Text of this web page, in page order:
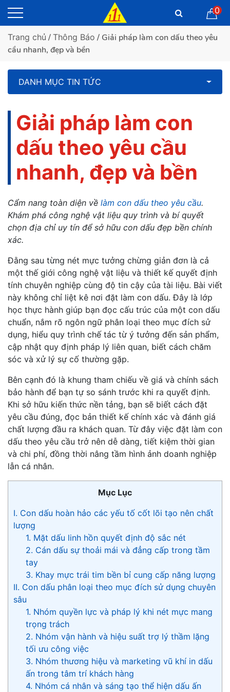
0
Trang chủ / Thông Báo / Giải pháp làm con dấu theo yêu
cầu nhanh, đẹp và bền
DANH MỤC TIN TỨC
Giải pháp làm con
dấu theo yêu cầu
nhanh, đẹp và bền
Cẩm nang toàn diện về làm con dấu theo yêu cầu.
Khám phá công nghệ vật liệu quy trình và bí quyết
chọn địa chỉ uy tín để sở hữu con dấu đẹp bền chính
xác.
Đằng sau từng nét mực tưởng chừng giản đơn là cả
một thế giới công nghệ vật liệu và thiết kế quyết định
tính chuyên nghiệp cùng độ tin cậy của tài liệu. Bài viết
này không chỉ liệt kê nơi đặt làm con dấu. Đây là lớp
học thực hành giúp bạn đọc cấu trúc của một con dấu
chuẩn, nắm rõ ngôn ngữ phân loại theo mục đích sử
dụng, hiểu quy trình chế tác từ ý tưởng đến sản phẩm,
cập nhật quy định pháp lý liên quan, biết cách chăm
sóc và xử lý sự cố thường gặp.
Bên cạnh đó là khung tham chiếu về giá và chính sách
bảo hành để bạn tự so sánh trước khi ra quyết định.
Khi sở hữu kiến thức nền tảng, bạn sẽ biết cách đặt
yêu cầu đúng, đọc bản thiết kế chính xác và đánh giá
chất lượng đầu ra khách quan. Từ đây việc đặt làm con
dấu theo yêu cầu trở nên dễ dàng, tiết kiệm thời gian
và chi phí, đồng thời nâng tầm hình ảnh doanh nghiệp
lẫn cá nhân.
Mục Lục
I. Con dấu hoàn hảo các yếu tố cốt lõi tạo nên chất
lượng
1. Mặt dấu linh hồn quyết định độ sắc nét
2. Cán dấu sự thoải mái và đẳng cấp trong tầm
tay
3. Khay mực trái tim bền bỉ cung cấp năng lượng
II. Con dấu phân loại theo mục đích sử dụng chuyên
sâu
1. Nhóm quyền lực và pháp lý khi nét mực mang
trọng trách
2. Nhóm vận hành và hiệu suất trợ lý thầm lặng
tối ưu công việc
3. Nhóm thương hiệu và marketing vũ khí in dấu
ấn trong tâm trí khách hàng
4. Nhóm cá nhân và sáng tạo thể hiện dấu ấn